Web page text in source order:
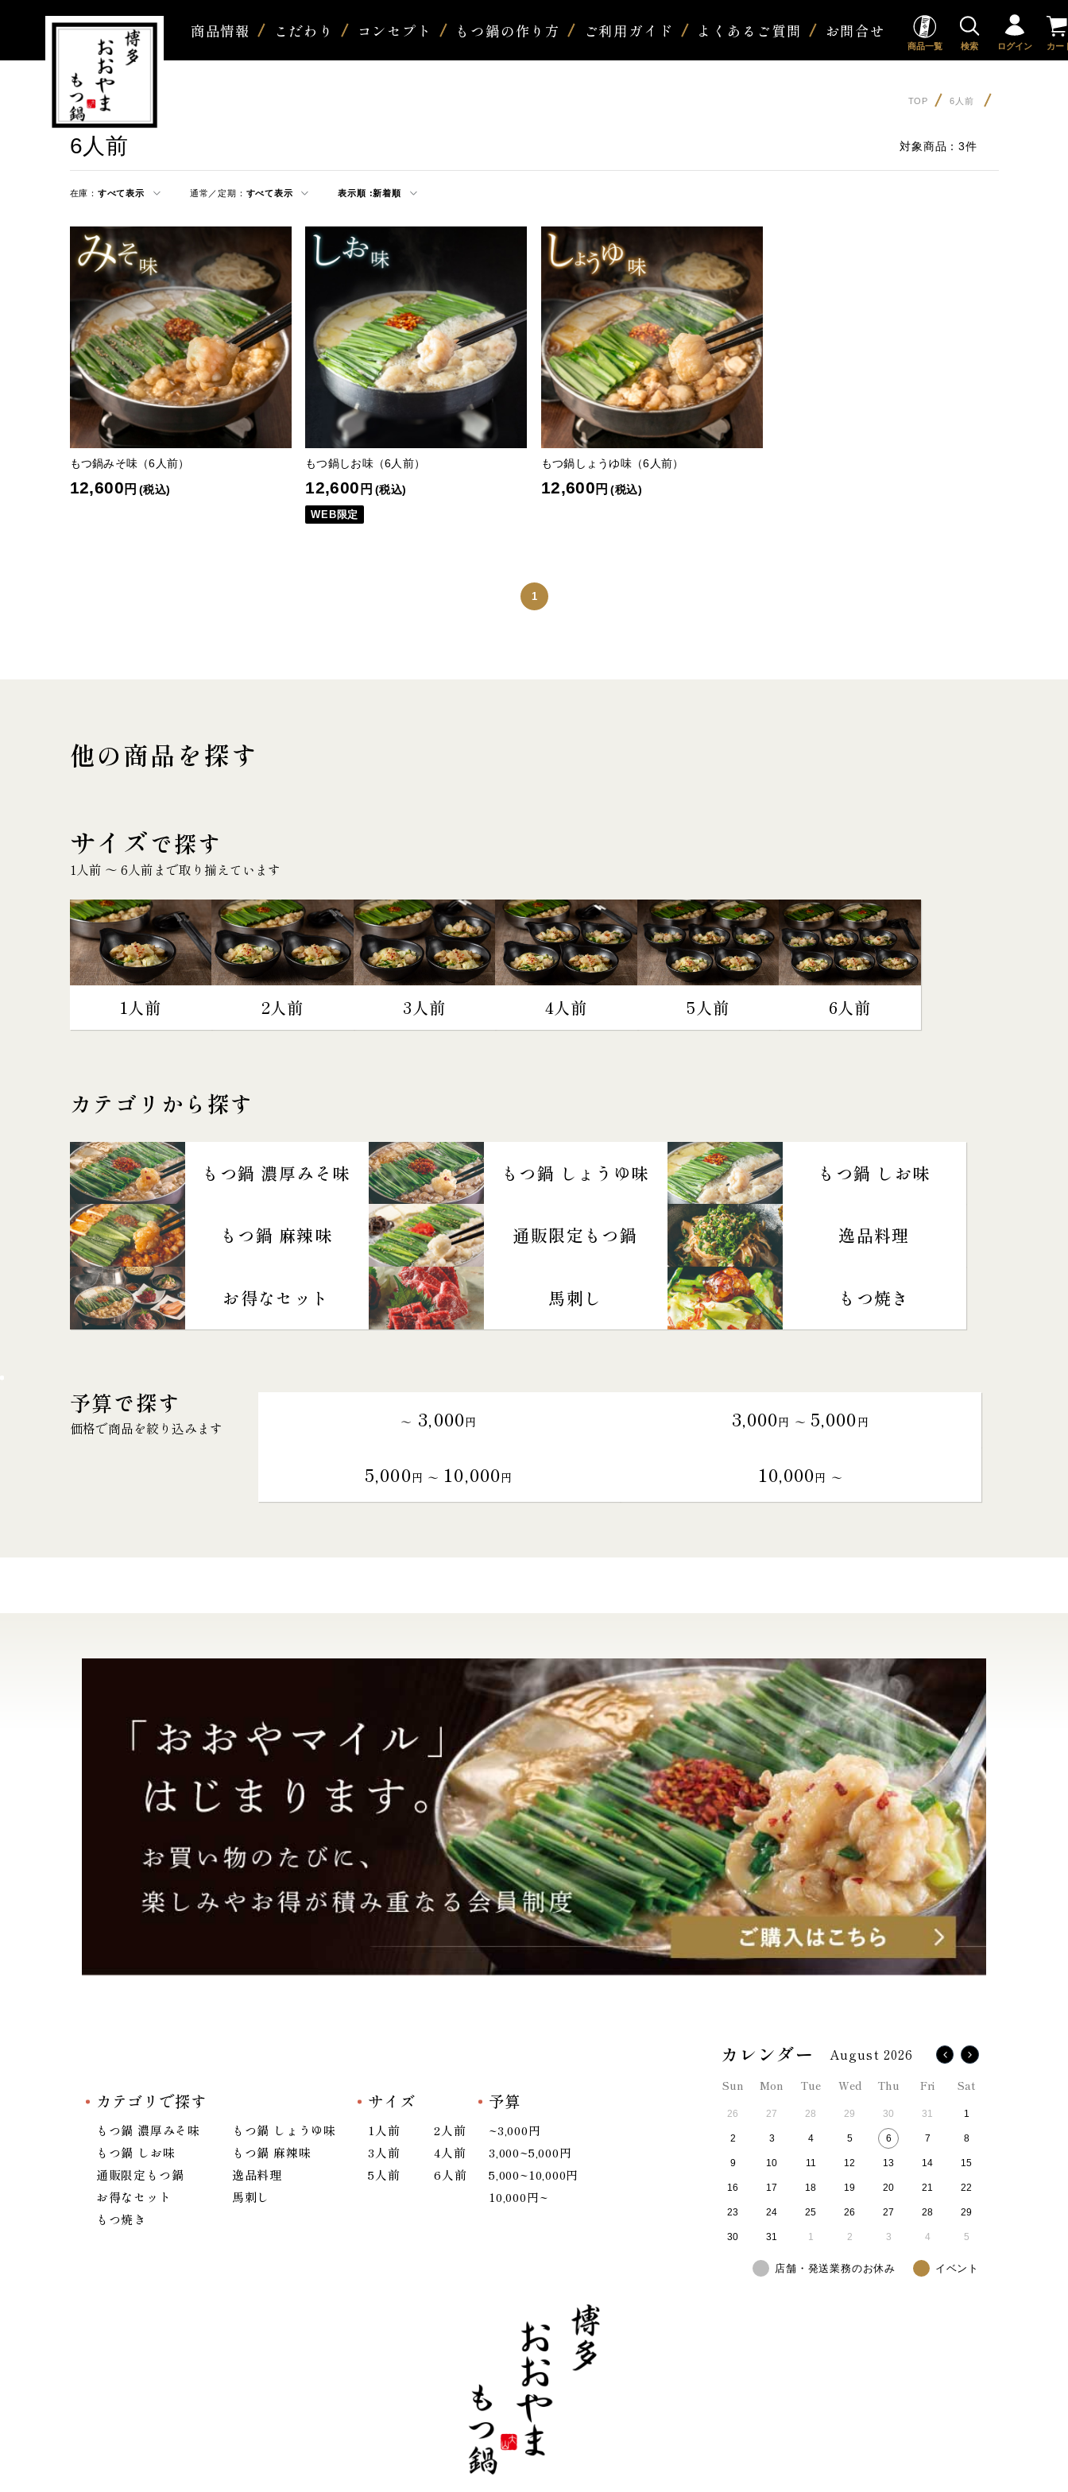
商品情報 こだわり コンセプト もつ鍋の作り方 ご利用ガイド よくあるご質問 お問合せ
商品一覧 検索 ログイン カー
TOP 6人前
6人前 対象商品：3件
在庫： すべて表示 通常／定期： すべて表示 表示順 :新着順
もつ鍋みそ味（6人前）
12,600 円 (税込)
もつ鍋しお味（6人前）
12,600 円 (税込)
WEB限定
もつ鍋しょうゆ味（6人前）
12,600 円 (税込)
1
他の商品を探す
サイズで探す
1人前 〜 6人前まで取り揃えています
1人前 2人前 3人前 4人前 5人前 6人前
カテゴリから探す
もつ鍋 濃厚みそ味 もつ鍋 しょうゆ味 もつ鍋 しお味
もつ鍋 麻辣味 通販限定もつ鍋 逸品料理
お得なセット 馬刺し もつ焼き
予算で探す
価格で商品を絞り込みます ～ 3,000円 3,000円 〜 5,000円
5,000円 〜 10,000円 10,000円 〜
カテゴリで探す
もつ鍋 濃厚みそ味
もつ鍋 しょうゆ味
もつ鍋 しお味
もつ鍋 麻辣味
通販限定もつ鍋
逸品料理
お得なセット
馬刺し
もつ焼き
サイズ
1人前
2人前
3人前
4人前
5人前
6人前
予算
~3,000円
3,000~5,000円
5,000~10,000円
10,000円~
August 2026
Sun Mon Tue Wed Thu Fri Sat
26 27 28 29 30 31 1
2 3 4 5 6 7 8
9 10 11 12 13 14 15
16 17 18 19 20 21 22
23 24 25 26 27 28 29
30 31 1 2 3 4 5
店舗・発送業務のお休み イベント